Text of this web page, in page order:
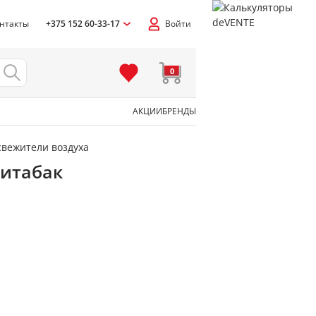
+375 152 60-33-17 Войти
0
АКЦИИБРЕНДЫ
воздуха